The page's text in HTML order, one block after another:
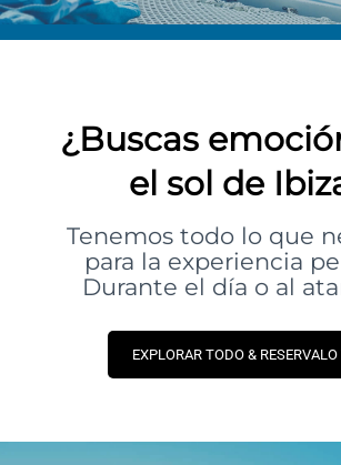
¿Buscas
el sol de
Tenemos todo lo que
para la experiencia
Durante el día o al
EXPLORAR TODO & RESERVALO